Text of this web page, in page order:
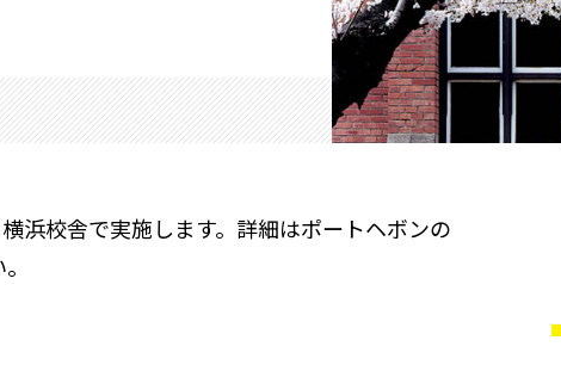
浜校舎で実施します。詳細はポートヘボンの